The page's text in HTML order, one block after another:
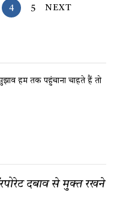
4 5 NEXT
हम तक पहुंचाना चाहते हैं तो
दबाव से मुक्त रखने